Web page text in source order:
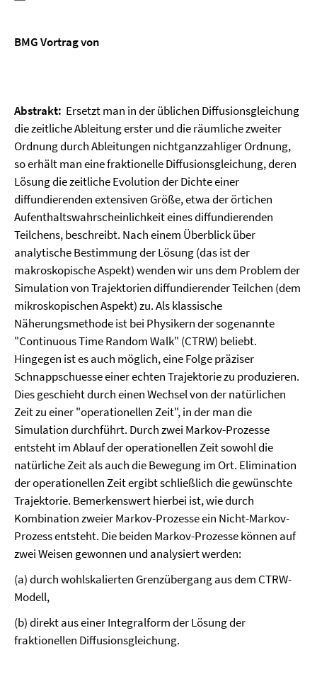
BMG Vortrag von
Abstrakt: Ersetzt man in der üblichen Diffusionsgleichung
die zeitliche Ableitung erster und die räumliche zweiter
Ordnung durch Ableitungen nichtganzzahliger Ordnung,
so erhält man eine fraktionelle Diffusionsgleichung, deren
Lösung die zeitliche Evolution der Dichte einer
diffundierenden extensiven Größe, etwa der örtichen
Aufenthaltswahrscheinlichkeit eines diffundierenden
Teilchens, beschreibt. Nach einem Überblick über
analytische Bestimmung der Lösung (das ist der
makroskopische Aspekt) wenden wir uns dem Problem der
Simulation von Trajektorien diffundierender Teilchen (dem
mikroskopischen Aspekt) zu. Als klassische
Näherungsmethode ist bei Physikern der sogenannte
"Continuous Time Random Walk" (CTRW) beliebt.
Hingegen ist es auch möglich, eine Folge präziser
Schnappschuesse einer echten Trajektorie zu produzieren.
Dies geschieht durch einen Wechsel von der natürlichen
Zeit zu einer "operationellen Zeit", in der man die
Simulation durchführt. Durch zwei Markov-Prozesse
entsteht im Ablauf der operationellen Zeit sowohl die
natürliche Zeit als auch die Bewegung im Ort. Elimination
der operationellen Zeit ergibt schließlich die gewünschte
Trajektorie. Bemerkenswert hierbei ist, wie durch
Kombination zweier Markov-Prozesse ein Nicht-Markov-
Prozess entsteht. Die beiden Markov-Prozesse können auf
zwei Weisen gewonnen und analysiert werden:
(a) durch wohlskalierten Grenzübergang aus dem CTRW-
Modell,
(b) direkt aus einer Integralform der Lösung der
fraktionellen Diffusionsgleichung.